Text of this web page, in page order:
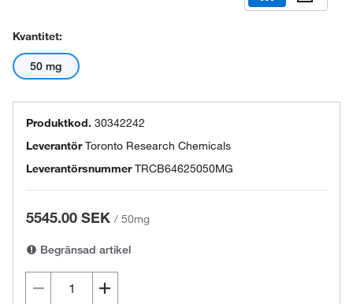
Kvantitet:
50 mg
Produktkod. 30342242
LeverantörToronto Research Chemicals
Leverantörsnummer TRCB64625050MG
5545.00 SEK / 50mg
Begränsad artikel